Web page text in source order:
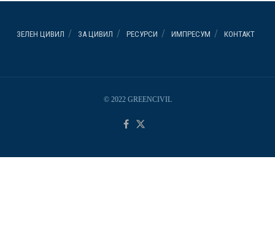
ЗЕЛЕН ЦИВИЛ ЗА ЦИВИЛ РЕСУРСИ ИМПРЕСУМ КОНТАКТ
© 2022 GREENCIVIL